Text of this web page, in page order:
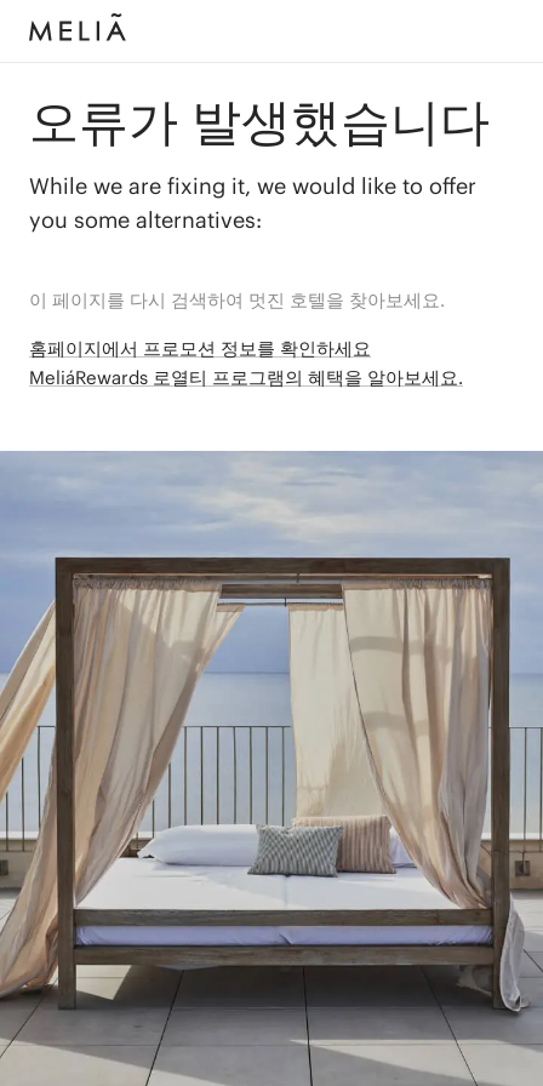
오류가 발생했습니다
While we are fixing it, we would like to offer
you some alternatives:
이 페이지를 다시 검색하여 멋진 호텔을 찾아보세요.
홈페이지에서 프로모션 정보를 확인하세요
MeliáRewards 로열티 프로그램의 혜택을 알아보세요.